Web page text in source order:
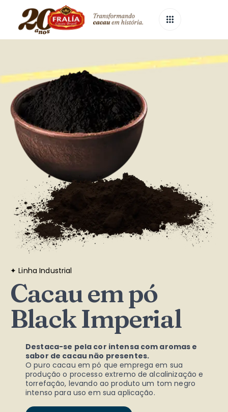
✦ Linha Industrial
Cacau em pó
Black Imperial
Destaca-se pela cor intensa com aromas e
sabor de cacau não presentes.
O puro cacau em pó que emprega em sua
produção o processo extremo de alcalinização e
torrefação, levando ao produto um tom negro
intenso para uso em sua aplicação.